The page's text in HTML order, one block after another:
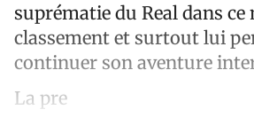
suprématie du Real dans ce
classement et surtout lui
continuer son aventure
La pre